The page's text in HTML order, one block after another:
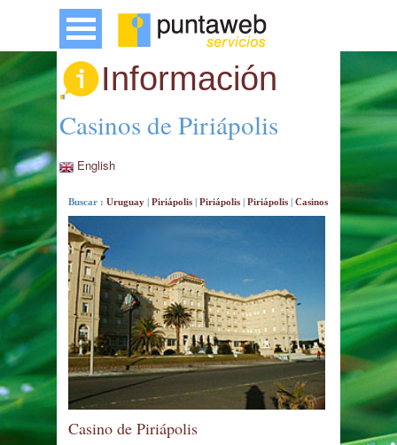
Información
Casinos de Piriápolis
English
Buscar :Uruguay |Piriápolis |Piriápolis |Piriápolis |Casinos
Casino de Piriápolis